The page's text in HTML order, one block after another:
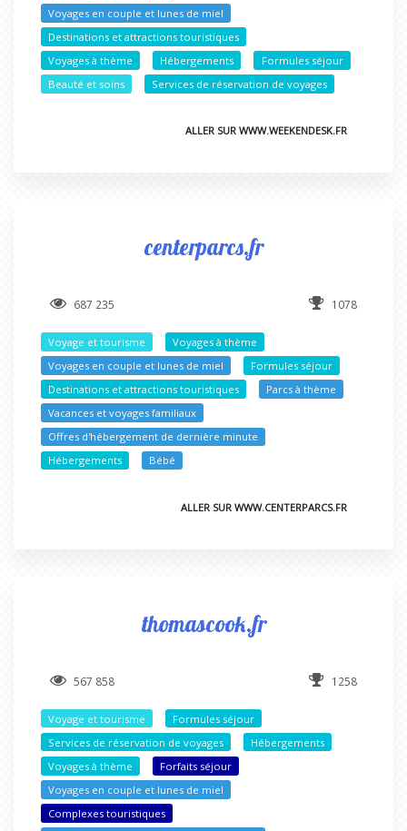
Voyages en couple et lunes de miel
Destinations et attractions touristiques
Voyages à thème
Hébergements
Formules séjour
Beauté et soins
Services de réservation de voyages
ALLER SUR WWW.WEEKENDESK.FR
centerparcs.fr
687 235 1078
Voyage et tourisme
Voyages à thème
Voyages en couple et lunes de miel
Formules séjour
Destinations et attractions touristiques
Parcs à thème
Vacances et voyages familiaux
Offres d'hébergement de dernière minute
Hébergements
Bébé
ALLER SUR WWW.CENTERPARCS.FR
thomascook.fr
567 858 1258
Voyage et tourisme
Formules séjour
Services de réservation de voyages
Hébergements
Voyages à thème
Forfaits séjour
Voyages en couple et lunes de miel
Complexes touristiques